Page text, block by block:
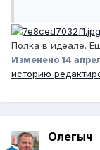
должна быть
автор темы
багажника
понимаете,
Полка в идеале.
Изменено 14
историю
Олегыч